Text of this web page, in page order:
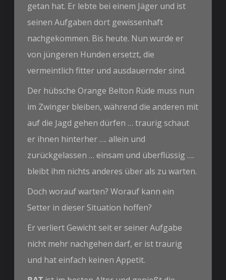
getan hat. Er lebte bei einem Jäger und ist
seinen Aufgaben dort gewissenhaft
nachgekommen. Bis heute. Nun wurde er
von jüngeren Hunden ersetzt, die
vermeintlich fitter und ausdauernder sind.
Der hübsche Orange Belton Rüde muss nun
im Zwinger bleiben, während die anderen mit
auf die Jagd gehen dürfen … traurig schaut
er ihnen hinterher …. allein und
zurückgelassen … einsam und überflüssig ….
bleibt ihm nichts anderes über als zu warten.
Doch worauf warten? Worauf kann ein
Setter in dieser Situation hoffen?
Er verliert Gewicht seit er seiner Aufgabe
nicht mehr nachgehen darf, er ist traurig
und hat einfach keinen Appetit.